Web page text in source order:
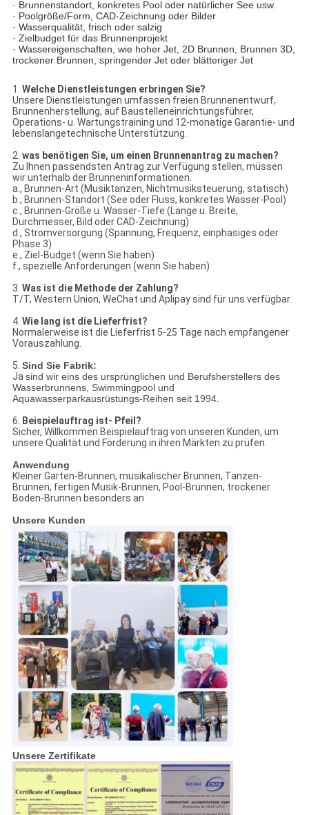
· Brunnenstandort, konkretes Pool oder natürlicher See usw.
· Poolgröße/Form, CAD-Zeichnung oder Bilder
· Wasserqualität, frisch oder salzig
· Zielbudget für das Brunnenprojekt
· Wassereigenschaften, wie hoher Jet, 2D Brunnen, Brunnen 3D,
trockener Brunnen, springender Jet oder blätteriger Jet
1. Welche Dienstleistungen erbringen Sie?
Unsere Dienstleistungen umfassen freien Brunnenentwurf,
Brunnenherstellung, auf Baustelleneinrichtungsführer,
Operations- u. Wartungstraining und 12-monatige Garantie- und
lebenslangetechnische Unterstützung.
2. was benötigen Sie, um einen Brunnenantrag zu machen?
Zu Ihnen passendsten Antrag zur Verfügung stellen, müssen
wir unterhalb der Brunneninformationen.
a., Brunnen-Art (Musiktanzen, Nichtmusiksteuerung, statisch)
b., Brunnen-Standort (See oder Fluss, konkretes Wasser-Pool)
c., Brunnen-Größe u. Wasser-Tiefe (Länge u. Breite,
Durchmesser, Bild oder CAD-Zeichnung)
d., Stromversorgung (Spannung, Frequenz, einphasiges oder
Phase 3)
e., Ziel-Budget (wenn Sie haben)
f., spezielle Anforderungen (wenn Sie haben)
3. Was ist die Methode der Zahlung?
T/T, Western Union, WeChat und Aplipay sind für uns verfügbar.
4. Wie lang ist die Lieferfrist?
Normalerweise ist die Lieferfrist 5-25 Tage nach empfangener
Vorauszahlung.
5. Sind Sie Fabrik:
Ja sind wir eins des ursprünglichen und Berufsherstellers des
Wasserbrunnens, Swimmingpool und
Aquawasserparkausrüstungs-Reihen seit 1994.
6.
Beispielauftrag ist- Pfeil?
Sicher, Willkommen Beispielauftrag von unseren Kunden, um
unsere Qualität und Förderung in ihren Märkten zu prüfen.
Anwendung
Kleiner Garten-Brunnen, musikalischer Brunnen, Tanzen-
Brunnen, fertigen Musik-Brunnen, Pool-Brunnen, trockener
Boden-Brunnen besonders an
Unsere Kunden
Unsere Zertifikate